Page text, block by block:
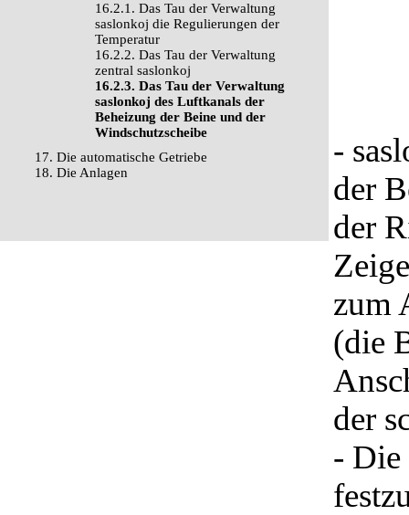
16.2.1. Das Tau der Verwaltung
saslonkoj die Regulierungen der
Temperatur
16.2.2. Das Tau der Verwaltung
zentral saslonkoj
16.2.3. Das Tau der Verwaltung
saslonkoj des Luftkanals der
Beheizung der Beine und der
Windschutzscheibe
17. Die automatische Getriebe
18. Die Anlagen
-
der
der
zum
(die
der
- Die